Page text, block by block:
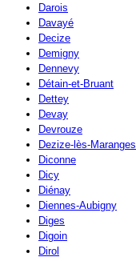
Darois
Davayé
Decize
Demigny
Dennevy
Détain-et-Bruant
Dettey
Devay
Devrouze
Dezize-lès-Maranges
Diconne
Dicy
Diénay
Diennes-Aubigny
Diges
Digoin
Dirol